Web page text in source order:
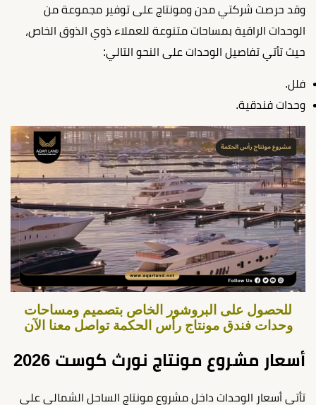
وقد حرصت شركتي مدن ومونتاج على توفير مجموعة من
الوحدات الراقية بمساحات متنوعة للعملاء ذوي الذوق الخاص،
حيث تأتي تفاصيل الوحدات على النحو التالي:
فلل.
وحدات فندقية.
للحصول على البروشور الخاص بتصميم ومساحات
وحدات فندق مونتاج رأس الحكمة تواصل معنا الآن
أسعار مشروع مونتاج نورث كوست 2026
تأتي أسعار الوحدات داخل مشروع مونتاج الساحل الشمالي على